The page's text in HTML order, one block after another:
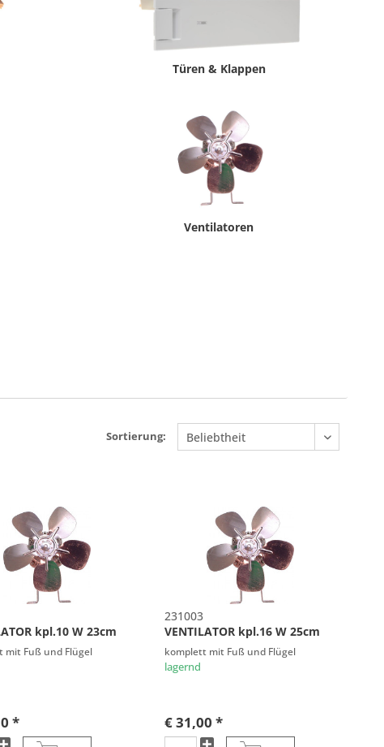
Türen & Klappen
Ventilatoren
Sortierung:
kpl.10 W 23cm
mit Fuß und Flügel
*
231003
VENTILATOR kpl.16 W 25cm
komplett mit Fuß und Flügel
lagernd
€ 31,00 *